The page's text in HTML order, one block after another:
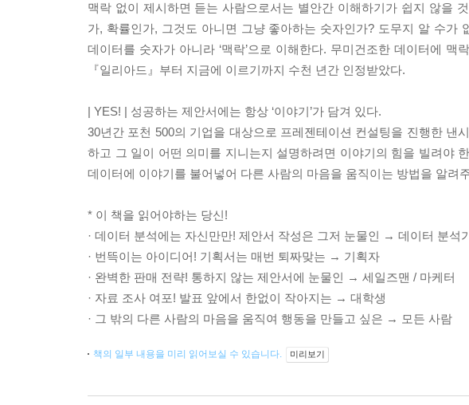
맥락 없이 제시하면 듣는 사람으로서는 별안간 이해하기가 쉽지 않을
가, 확률인가, 그것도 아니면 그냥 좋아하는 숫자인가? 도무지 알 수가
데이터를 숫자가 아니라 ‘맥락’으로 이해한다. 무미건조한 데이터에 맥
『일리아드』부터 지금에 이르기까지 수천 년간 인정받았다.
| YES! | 성공하는 제안서에는 항상 ‘이야기’가 담겨 있다.
30년간 포천 500의 기업을 대상으로 프레젠테이션 컨설팅을 진행한 낸
하고 그 일이 어떤 의미를 지니는지 설명하려면 이야기의 힘을 빌려야
데이터에 이야기를 불어넣어 다른 사람의 마음을 움직이는 방법을 알려
* 이 책을 읽어야하는 당신!
· 데이터 분석에는 자신만만! 제안서 작성은 그저 눈물인 → 데이터 분석
· 번뜩이는 아이디어! 기획서는 매번 퇴짜맞는 → 기획자
· 완벽한 판매 전략! 통하지 않는 제안서에 눈물인 → 세일즈맨 / 마케터
· 자료 조사 여포! 발표 앞에서 한없이 작아지는 → 대학생
· 그 밖의 다른 사람의 마음을 움직여 행동을 만들고 싶은 → 모든 사람
책의 일부 내용을 미리 읽어보실 수 있습니다. 미리보기